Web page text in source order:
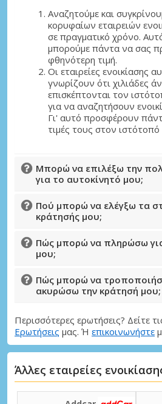
Αναζητούμε και
κορυφαίων εταιρειών
σε πραγματικό χρόνο.
μπορούμε πάντα να σας
φθηνότερη τιμή.
Οι εταιρείες ενοικίασης
γνωρίζουν ότι χιλιάδες
επισκέπτονται τον
για να αναζητήσουν
Γι' αυτό προσφέρουν
τιμές τους στον ιστότοπό
Μπορώ να επιλέξω την
για το αυτοκίνητό μου;
Πού μπορώ να ελέγξω τα
κράτησής μου;
Πώς μπορώ να πληρώσω
μου;
Πώς μπορώ να
ακυρώσω την κράτησή μου;
Περισσότερες ερωτήσεις? Δείτε
Ερωτήσεις μας. Ή επικοινωνήστε
Άλλες εταιρείες